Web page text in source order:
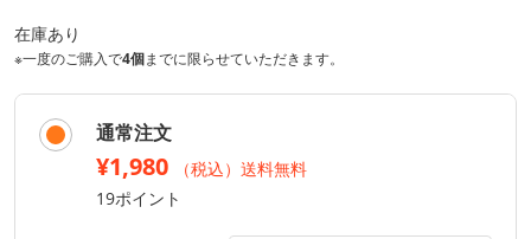
在庫あり
※一度のご購入で4個までに限らせていただきます。
通常注文
¥1,980
（税込）送料無料
19ポイント